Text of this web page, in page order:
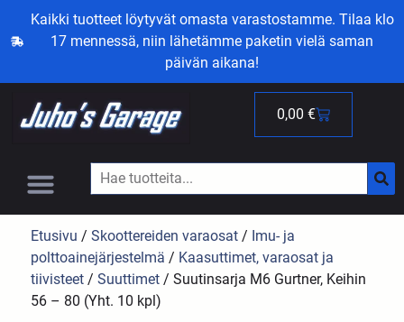
Kaikki tuotteet löytyvät omasta varastostamme. Tilaa klo
17 mennessä, niin lähetämme paketin vielä saman
päivän aikana!
0,00 €
Etusivu /Skoottereiden varaosat / Imu- ja
polttoainejärjestelmä / Kaasuttimet, varaosat ja
tiivisteet /Suuttimet / Suutinsarja M6 Gurtner, Keihin
56 – 80 (Yht. 10 kpl)